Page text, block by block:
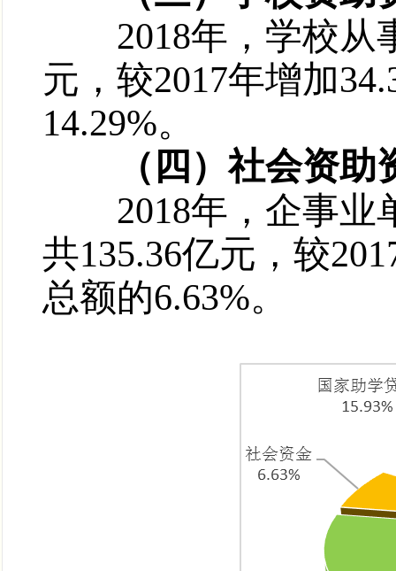
2018年，学校从事
元，较2017年增加
14.29%。
（四）社会资助资
2018年，企事业
共135.36亿元，较
总额的6.63%。